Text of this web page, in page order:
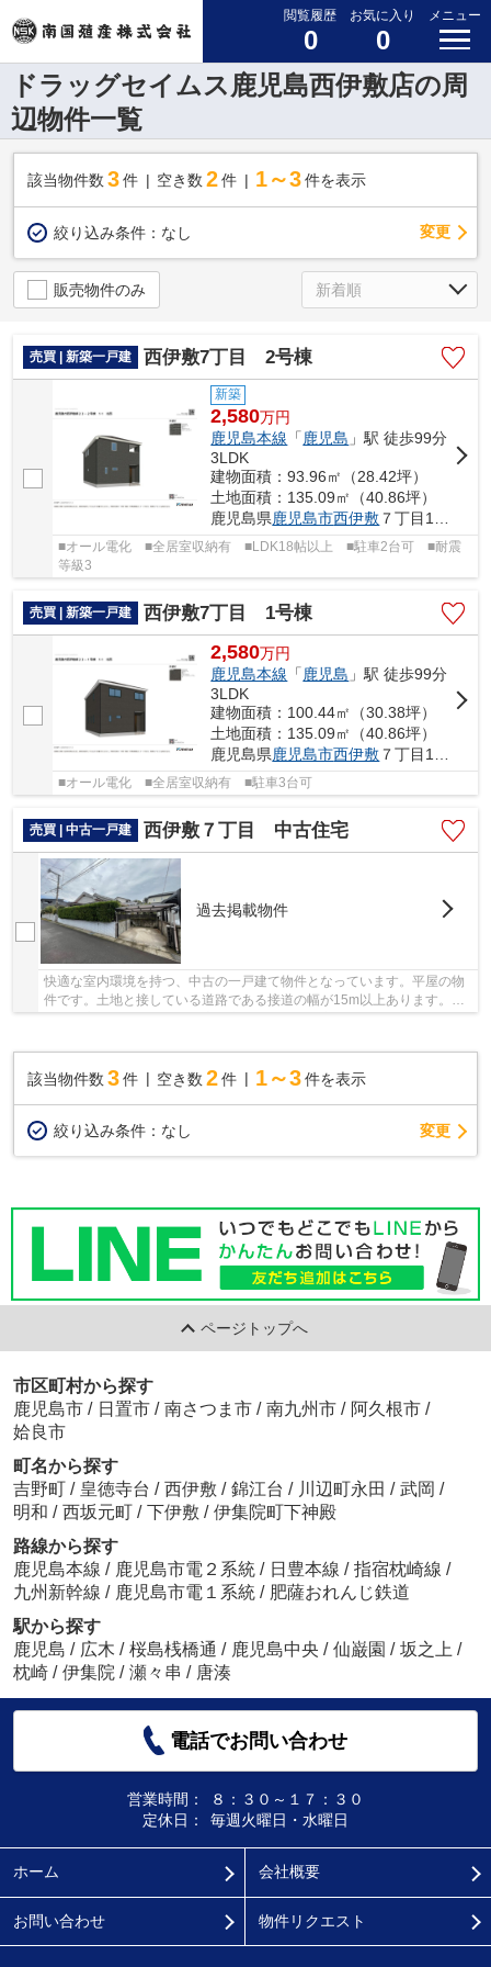
閲覧履歴
0
お気に入り
0
メニュー
ドラッグセイムス鹿児島西伊敷店の周
辺物件一覧
該当物件数 3件 空き数 2 件 1～3 件を表示
絞り込み条件： なし 変更
販売物件のみ
売買 | 新築一戸建 西伊敷7丁目 2号棟
新築
2,580万円
鹿児島本線 「鹿児島 」駅 徒歩99分
3LDK
建物面積：93.96㎡（28.42坪）
土地面積：135.09㎡（40.86坪）
鹿児島県鹿児島市西伊敷 ７丁目19番4
■オール電化 ■全居室収納有 ■LDK18帖以上 ■駐車2台可 ■耐震
等級3
売買 | 新築一戸建 西伊敷7丁目 1号棟
2,580万円
鹿児島本線 「 鹿児島 」駅 徒歩99分
3LDK
建物面積：100.44㎡（30.38坪）
土地面積：135.09㎡（40.86坪）
鹿児島県鹿児島市西伊敷 ７丁目19番4
■オール電化 ■全居室収納有 ■駐車3台可
売買 | 中古一戸建 西伊敷７丁目 中古住宅
過去掲載物件
快適な室内環境を持つ、中古の一戸建て物件となっています。平屋の物
件です。土地と接している道路である接道の幅が15m以上あります。利
該当物件数 3件 空き数 2 件 1～3 件を表示
絞り込み条件： なし 変更
ページトップへ
市区町村から探す
鹿児島市 / 日置市 / 南さつま市 / 南九州市 / 阿久根市 /
姶良市
町名から探す
吉野町 / 皇徳寺台 / 西伊敷 / 錦江台 / 川辺町永田 / 武岡 /
明和 / 西坂元町 / 下伊敷 / 伊集院町下神殿
路線から探す
鹿児島本線 / 鹿児島市電２系統 / 日豊本線 / 指宿枕崎線 /
九州新幹線 / 鹿児島市電１系統 / 肥薩おれんじ鉄道
駅から探す
鹿児島 / 広木 / 桜島桟橋通 / 鹿児島中央 / 仙巌園 / 坂之上 /
枕崎 / 伊集院 / 瀬々串 / 唐湊
電話でお問い合わせ
営業時間：
８：３０～１７：３０
定休日：
毎週火曜日・水曜日
ホーム 会社概要
お問い合わせ 物件リクエスト